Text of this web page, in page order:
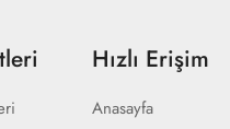
Hızlı Erişim
Anasayfa